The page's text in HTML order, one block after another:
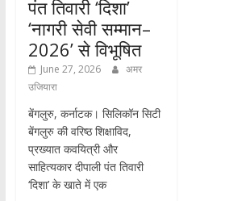
पंत तिवारी ‘दिशा’
‘नागरी सेवी सम्मान–
2026’ से विभूषित
June 27, 2026
अमर
उजियारा
बेंगलुरु, कर्नाटक। सिलिकॉन सिटी
बेंगलुरु की वरिष्ठ शिक्षाविद,
प्रख्यात कवयित्री और
साहित्यकार दीपाली पंत तिवारी
‘दिशा’ के खाते में एक